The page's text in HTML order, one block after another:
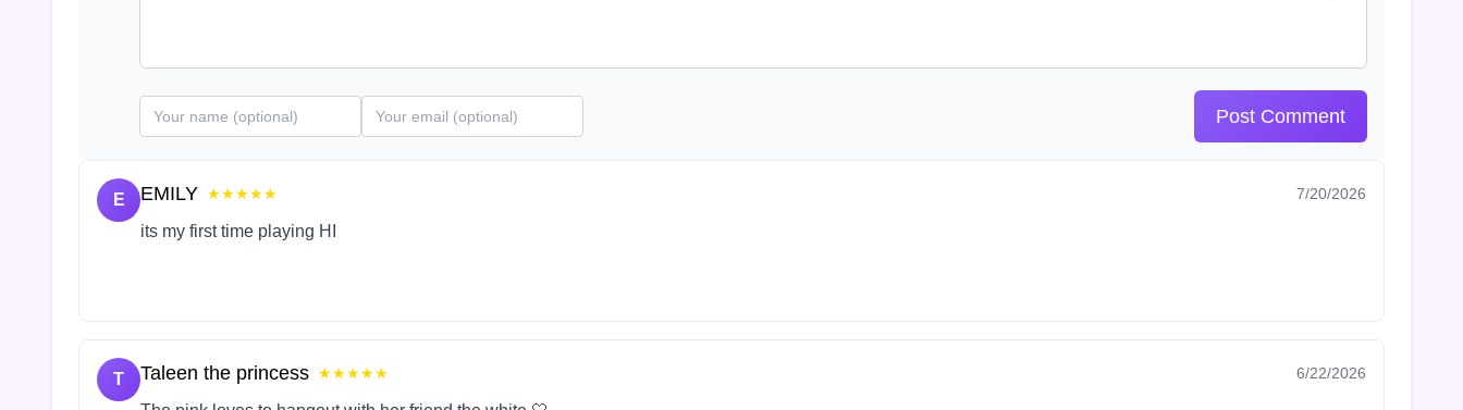
Post Comment
E EMILY ★★★★★ 7/20/2026
its my first time playing HI
T Taleen the princess ★★★★★ 6/22/2026